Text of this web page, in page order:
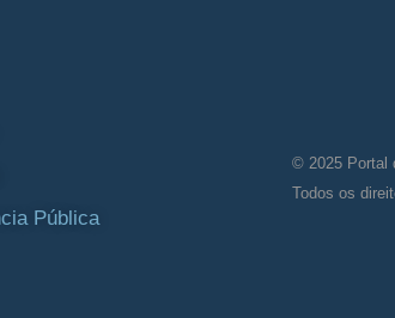
Pública
© 2025 Portal
Todos os